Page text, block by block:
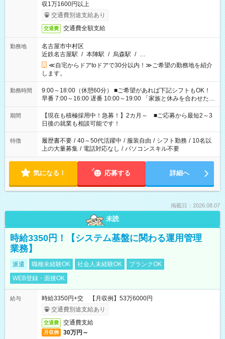
収1万1600円以上
交通費別途支給あり
交通費 交通費全額支給
勤務地
名古屋市中村区
近鉄名古屋駅 / 本陣駅 / 烏森駅 / …
≪自宅からドアtoドアで30分以内！≫ご希望の勤務地を紹介
します。
勤務時間
9:00～18:00（休憩60分） ■ご希望があれば下記シフトもOK！
早番 7:00～16:00 遅番 10:00～19:00 「家族と休みを合わせた
い」 「余裕を持って夕飯の準備がしたい」 「できれば残業はし
たくない」 など、ご希望を教えてくださいね。 ※Wワーク希望
の方へ 今ご覧のお仕事で希望する勤務時間と、もう1つのお仕事
の勤務時間。 合計で週40時間を超える場合は応募できません。
期間
【現在も積極採用中！急募！】2カ月～ ■ご応募から最短2～3
日後の就業も相談可能です！
特徴 履歴書不要 / 40～50代活躍中 / 服装自由 / シフト勤務 / 10名以
上の大量募集 / 電話対応なし / パソコンスキル不要
気になる！ 応募する 詳細へ
掲載日：2026.08.07
未読
時給3350円！【システム基盤に関わる運用管理
業務】
派遣 職種未経験OK 社会人未経験OK
ブランクOK
WEB登録・面接OK
給与
時給3350円+交 【月収例】53万6000円
交通費別途支給あり
交通費 交通費支給
月収例 30万円～